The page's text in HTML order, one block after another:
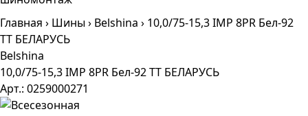
Главная › Шины› Belshina › 10,0/75-15,3 IMP 8PR Бел-92
TT БЕЛАРУСЬ
Belshina
10,0/75-15,3 IMP 8PR Бел-92 TT БЕЛАРУСЬ
Арт.: 0259000271